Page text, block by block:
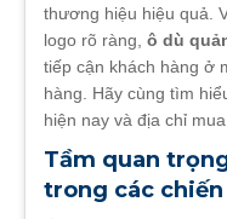
thương hiệu hiệu quả.
logo rõ ràng, ô dù
tiếp cận khách hàng ở
hàng. Hãy cùng tìm
hiện nay và địa chỉ
Tầm quan
trong các